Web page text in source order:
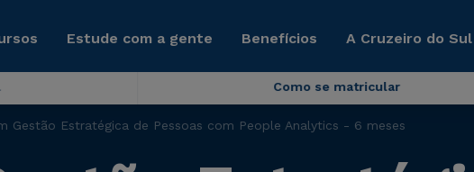
Estude com a gente Benefícios A Cruzeiro do
Como se matricular
Gestão Estratégica de Pessoas com People Analytics - 6 meses